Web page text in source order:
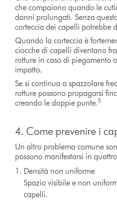
che compaiono quando le
danni prolungati. Senza
corteccia dei capelli potrebbe
Quando la corteccia è
ciocche di capelli diventano
rotture in caso di piegamento
impatto.
Se si continua a spazzolare
rotture possono propagarsi
creando le doppie punte.5
4. Come prevenire i
Un altro problema comune
possono manifestarsi in
Densità non uniforme
Spazio visibile e non
capelli.